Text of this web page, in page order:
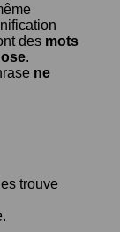
des mots
.
ne
trouve